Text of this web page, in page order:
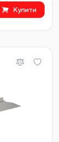
Купити